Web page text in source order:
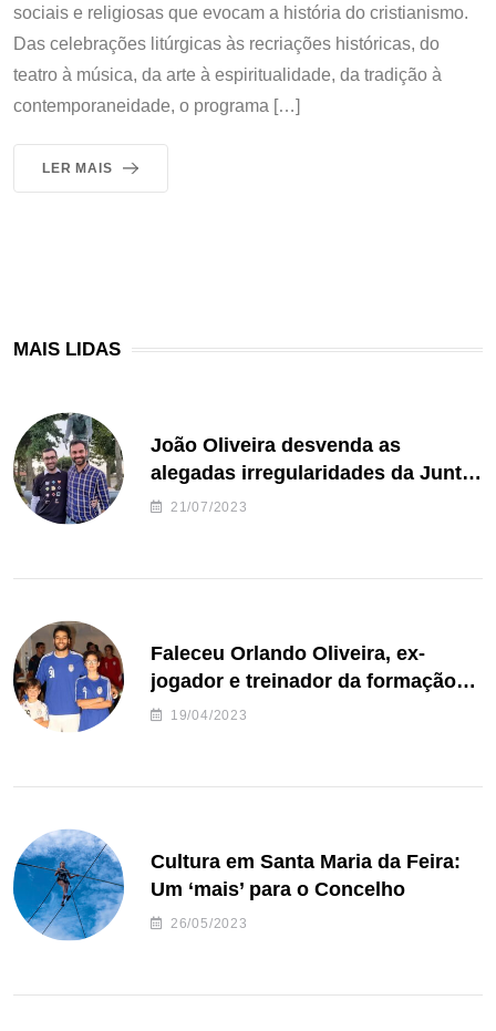
sociais e religiosas que evocam a história do cristianismo.
Das celebrações litúrgicas às recriações históricas, do
teatro à música, da arte à espiritualidade, da tradição à
contemporaneidade, o programa […]
LER MAIS
MAIS LIDAS
João Oliveira desvenda as
alegadas irregularidades da Junta
de Freguesia S. João de Ver
21/07/2023
Faleceu Orlando Oliveira, ex-
jogador e treinador da formação
de andebol do Feirense
19/04/2023
Cultura em Santa Maria da Feira:
Um ‘mais’ para o Concelho
26/05/2023